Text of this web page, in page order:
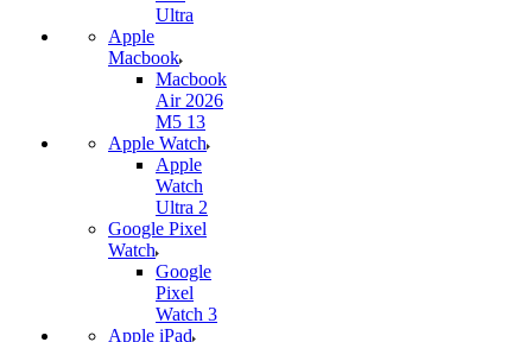
Ultra
Apple
Macbook
Macbook
Air 2026
M5 13
Apple Watch
Apple
Watch
Ultra 2
Google Pixel
Watch
Google
Pixel
Watch 3
Apple iPad